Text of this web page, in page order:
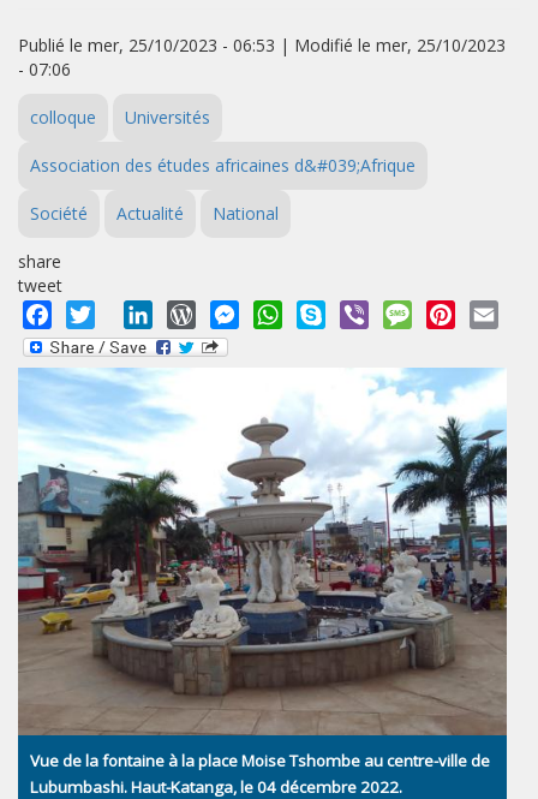
Publié le mer, 25/10/2023 - 06:53 | Modifié le mer, 25/10/2023
- 07:06
colloque Universités
Association des études africaines d&#039;Afrique
Société Actualité National
share
tweet
Facebook
Twitter LinkedInWordPressMessengerWhatsApp
Skype Viber MessagePinterest
Vue de la fontaine à la place Moise Tshombe au centre-ville de
Lubumbashi. Haut-Katanga, le 04 décembre 2022.